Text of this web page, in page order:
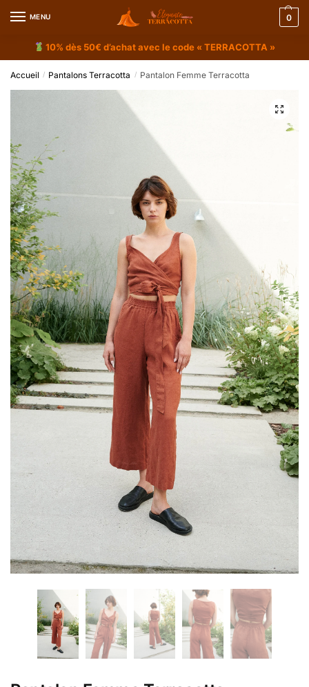
MENU 0
10% dès 50€ d’achat avec le code « TERRACOTTA »
Accueil / Pantalons Terracotta / Pantalon Femme Terracotta